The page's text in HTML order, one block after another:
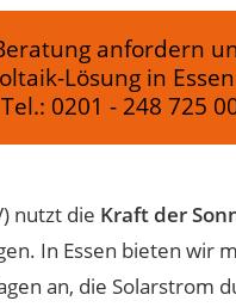
anfordern
Lösung in
Tel.: 0201 - 248 725
nutzt die Kraft der
In Essen bieten wir
an, die Solarstrom